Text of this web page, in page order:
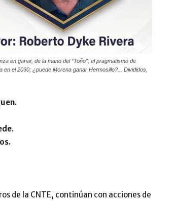
en ganar, de la mano del “Toño”; el pragmatismo de
el 2030; ¿puede Morena ganar Hermosillo?... Divididos,
de la CNTE, continúan con acciones de